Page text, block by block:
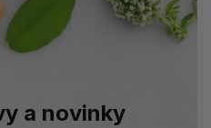
a novinky